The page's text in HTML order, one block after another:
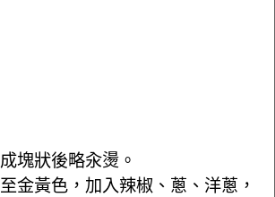
塊狀後略汆燙。
金黃色，加入辣椒、蔥、洋蔥，